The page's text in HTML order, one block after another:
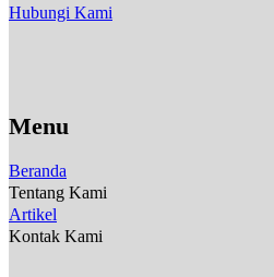
Hubungi Kami
Menu
Beranda
Tentang Kami
Artikel
Kontak Kami